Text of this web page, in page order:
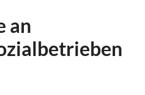
an